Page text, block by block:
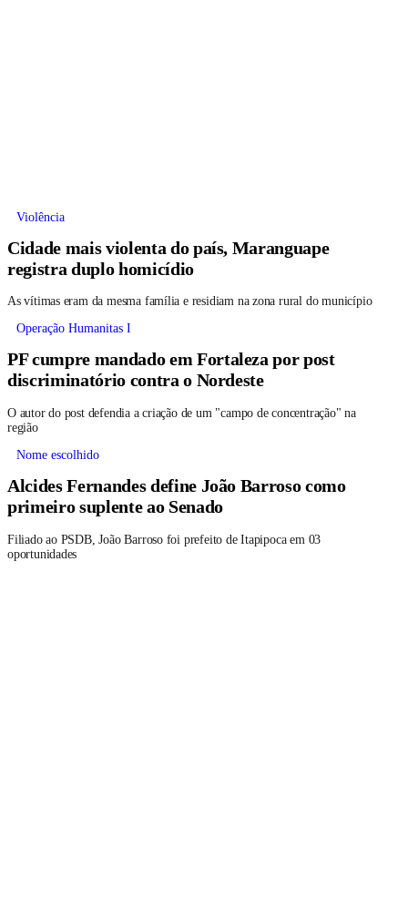
Violência
Cidade mais violenta do país, Maranguape
registra duplo homicídio
As vítimas eram da mesma família e residiam na zona rural do município
Operação Humanitas I
PF cumpre mandado em Fortaleza por post
discriminatório contra o Nordeste
O autor do post defendia a criação de um "campo de concentração" na
região
Nome escolhido
Alcides Fernandes define João Barroso como
primeiro suplente ao Senado
Filiado ao PSDB, João Barroso foi prefeito de Itapipoca em 03
oportunidades